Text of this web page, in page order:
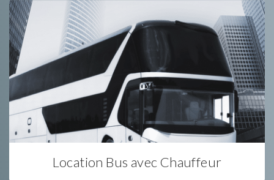
Location Bus avec Chauffeur